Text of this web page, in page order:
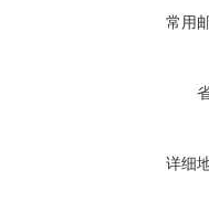
常用
详细